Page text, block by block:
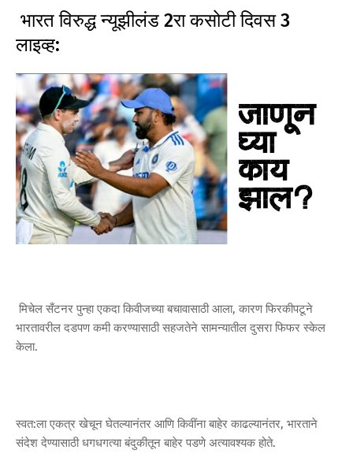
भारत विरुद्ध न्यूझीलंड 2रा कसोटी दिवस 3
लाइव्ह:
मिचेल सँटनर पुन्हा एकदा किवीजच्या बचावासाठी आला, कारण फिरकीपटूने
भारतावरील दडपण कमी करण्यासाठी सहजतेने सामन्यातील दुसरा फिफर स्केल
केला.
स्वत:ला एकत्र खेचून घेतल्यानंतर आणि किवींना बाहेर काढल्यानंतर, भारताने
संदेश देण्यासाठी धगधगत्या बंदुकीतून बाहेर पडणे अत्यावश्यक होते.